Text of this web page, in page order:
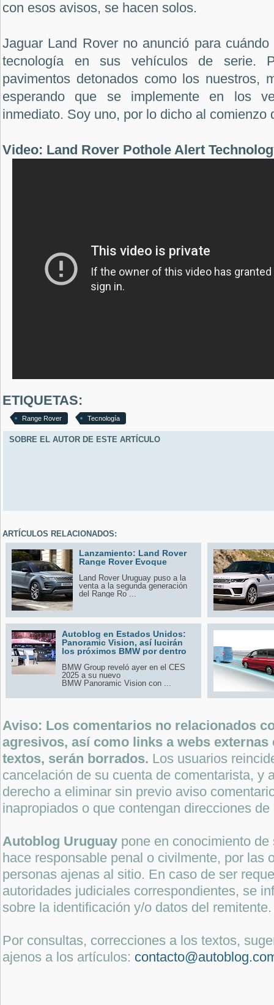
con esos avisos, se hacen solos.
Jaguar Land Rover no anunció para
tecnología en sus vehículos de serie.
pavimentos detonados como los nuestros,
esperando que se implemente en los
inmediato. Soy uno, por lo dicho al comienzo
Video: Land Rover Pothole Alert
ETIQUETAS:
Range Rover Tecnología
SOBRE EL AUTOR DE ESTE ARTÍCULO
ARTÍCULOS RELACIONADOS:
Lanzamiento: Land Rover
Range Rover Evoque
Land Rover Uruguay puso a la
venta a la segunda generación
del Range Ro ...
Autoblog en Estados Unidos:
Panoramic Vision, así lucirán
los próximos BMW por dentro
BMW Group reveló ayer en el CES
2025 a su nuevo
BMW Panoramic Vision con ...
Aviso: Los comentarios no relacionados
agresivos, así como links a webs
textos, serán borrados. Los usuarios
cancelación de su cuenta de comentarista, y
derecho a eliminar sin previo aviso
inapropiados o que contengan direcciones
Autoblog Uruguay pone en conocimiento
hace responsable penal o civilmente, por las
personas ajenas al sitio. En caso de ser
autoridades judiciales correspondientes, se
sobre la identificación y/o datos del remitente.
Por consultas, correcciones a los textos,
ajenos a los artículos: